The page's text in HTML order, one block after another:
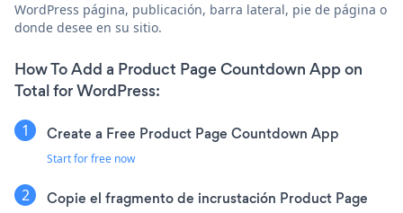
WordPress página, publicación, barra lateral, pie de página o
donde desee en su sitio.
How To Add a Product Page Countdown App on
Total for WordPress:
Create a Free Product Page Countdown App
Start for free now
Copie el fragmento de incrustación Product Page